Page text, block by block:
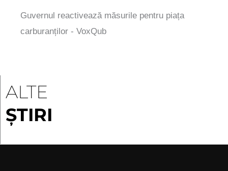
Guvernul reactivează măsurile pentru piața
carburanților - VoxQub
ALTE
ȘTIRI